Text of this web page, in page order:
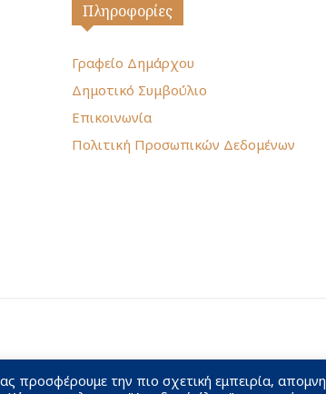
Πληροφορίες
Γραφείο Δημάρχου
Δημοτικό Συμβούλιο
Επικοινωνία
Πολιτική Προσωπικών Δεδομένων
προσφέρουμε την πιο σχετική εμπειρία,